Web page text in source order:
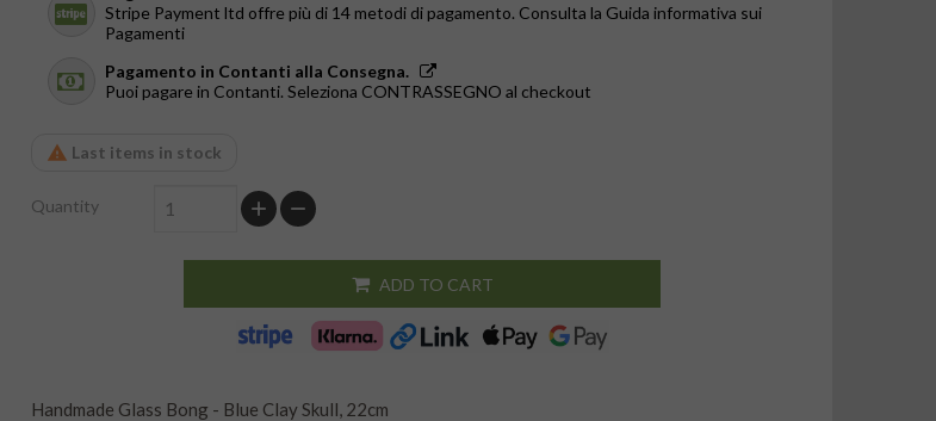
Stripe Payment ltd offre più di 14 metodi di pagamento. Consulta la Guida informativa sui
Pagamenti
Pagamento in Contanti alla Consegna.
Puoi pagare in Contanti. Seleziona CONTRASSEGNO al checkout
Last items in stock
Quantity
ADD TO CART
Handmade Glass Bong - Blue Clay Skull, 22cm